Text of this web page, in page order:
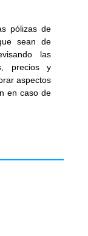
pólizas de
sean de
las
precios y
aspectos
en caso de